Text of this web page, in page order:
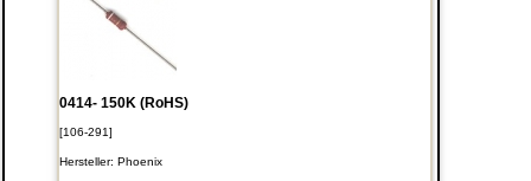
0414- 150K (RoHS)
[106-291]
Hersteller: Phoenix